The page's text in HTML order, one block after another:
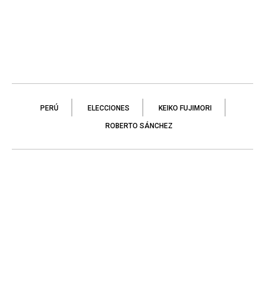
PERÚ ELECCIONES KEIKO FUJIMORI
ROBERTO SÁNCHEZ